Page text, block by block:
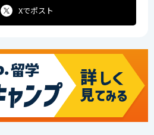
Xでポスト